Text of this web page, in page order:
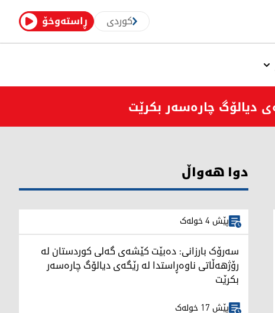
ڕاستەوخۆ کوردی
دیالۆگ چارەسەر بکرێت
دوا هەواڵ
پێش 4 خولەک
سەرۆک بارزانی: دەبێت كێشەی گەلی كوردستان لە
رۆژهەڵاتی ناوەڕاستدا لە رێگەی دیالۆگ چارەسەر
بکرێت
پێش 17 خولەک